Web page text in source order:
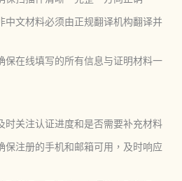
中文材料必须由正规翻译机构翻译并
保在线填写的所有信息与证明材料一
时关注认证进度和是否需要补充材料
保注册的手机和邮箱可用，及时响应